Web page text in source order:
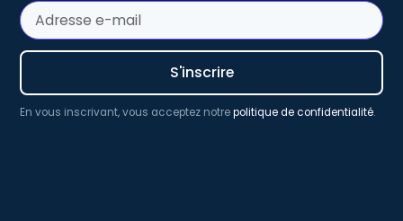
En vous inscrivant, vous acceptez notrepolitique de confidentialité.